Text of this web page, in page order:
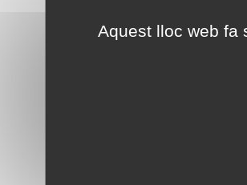
Aquest lloc web fa